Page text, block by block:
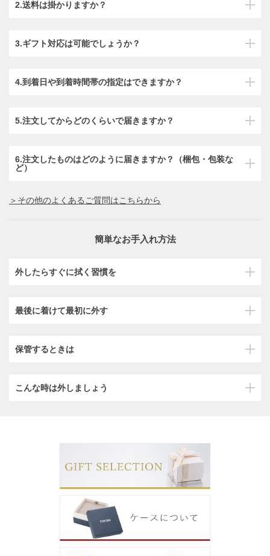
2.送料は掛かりますか？
3.ギフト対応は可能でしょうか？
4.到着日や到着時間帯の指定はできますか？
5.注文してからどのくらいで届きますか？
6.注文したものはどのように届きますか？（梱包・包装な
ど）
＞その他のよくあるご質問はこちらから
簡単なお手入れ方法
外したらすぐに拭く習慣を
最後に着けて最初に外す
保管するときは
こんな時は外しましょう